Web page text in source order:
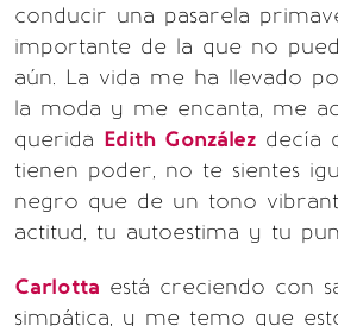
conducir una pasarela
importante de la que no
aún. La vida me ha llevado
la moda y me encanta, me
querida Edith González decía
tienen poder, no te sientes
negro que de un tono
actitud, tu autoestima y tu
Carlotta está creciendo con
simpática, y me temo que